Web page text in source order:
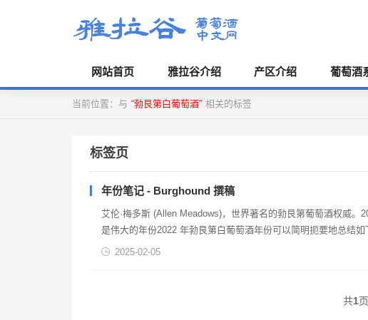
网站首页 雅拉谷介绍 产区介绍 葡萄酒
当前位置：与 “勃艮第白葡萄酒” 相关的标签
标签页
年份笔记 - Burghound 撰稿
艾伦·梅多斯 (Allen Meadows)，世界著名的勃艮第葡萄酒权威
是伟大的年份2022 年勃艮第白葡萄酒年份可以简明扼要地总结
可与 2014 年相媲美，...
2025-02-05
共1页